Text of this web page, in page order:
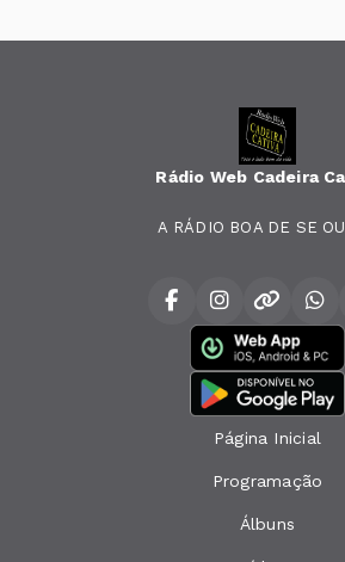
Rádio Web Cadeira
A RÁDIO BOA DE SE
Página Inicial
Programação
Álbuns